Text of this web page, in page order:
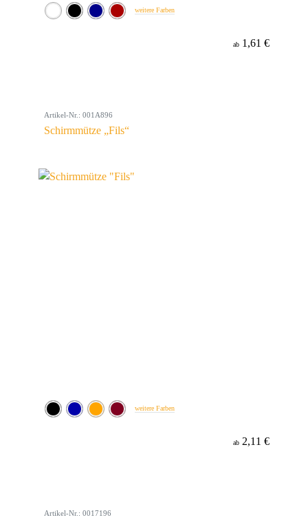
weitere Farben
ab 1,61 €
Artikel-Nr.: 001A896
Schirmmütze „Fils“
weitere Farben
ab 2,11 €
Artikel-Nr.: 0017196